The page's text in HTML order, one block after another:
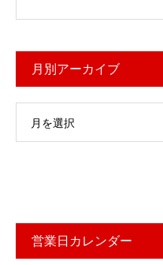
月別アーカイブ
月を選択
営業日カレンダー